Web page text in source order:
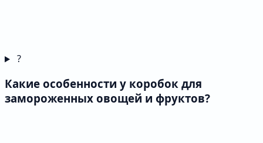
?
Какие особенности у коробок для
замороженных овощей и фруктов?